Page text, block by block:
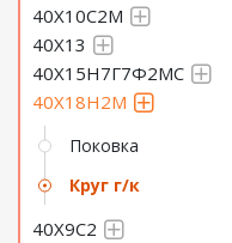
40Х10С2М
40Х13
40Х15Н7Г7Ф2МС
40Х18Н2М
Поковка
Круг г/к
40Х9С2